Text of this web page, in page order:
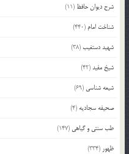
شرح دیوان حافظ (11)
شناخت امام (440)
شهید دستغیب(38)
شیخ مفید(42)
شیعه شناسی (69)
صحیفه سجادیه (4)
طب سنتی و گیاهی (147)
ظهور (334)